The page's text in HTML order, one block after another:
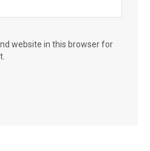
website in this browser for